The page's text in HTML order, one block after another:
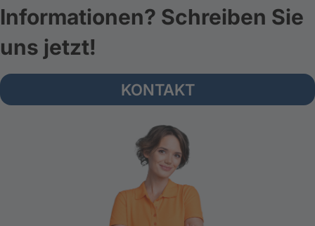
Informationen? Schreiben Sie
uns jetzt!
KONTAKT